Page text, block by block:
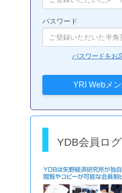
パスワード
パスワードをお
YDB会員ロ